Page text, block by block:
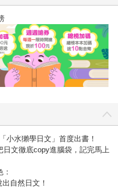
小水獺學日文」首度出書！
文徹底copy進腦袋，記完馬上
自然日文！